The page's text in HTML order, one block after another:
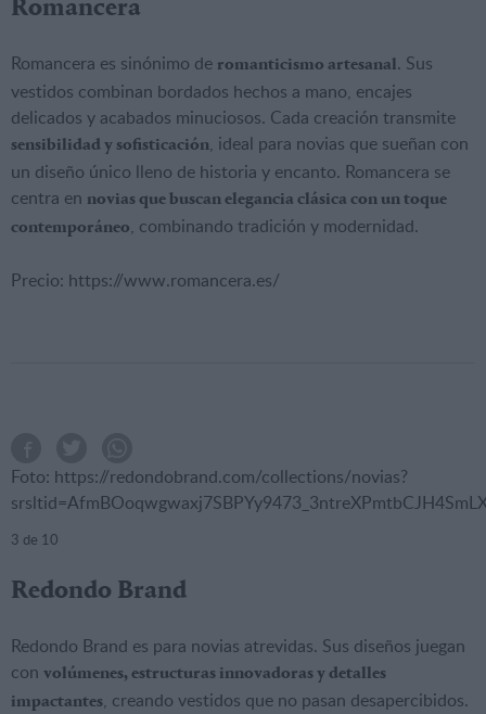
Romancera
Romancera es sinónimo de romanticismo artesanal . Sus
vestidos combinan bordados hechos a mano, encajes
delicados y acabados minuciosos. Cada creación transmite
sensibilidad y sofisticación, ideal para novias que sueñan con
un diseño único lleno de historia y encanto. Romancera se
centra en novias que buscan elegancia clásica con un toque
contemporáneo, combinando tradición y modernidad.
Precio: https://www.romancera.es/
Foto: https://redondobrand.com/collections/novias?
3 de 10
Redondo Brand
Redondo Brand es para novias atrevidas. Sus diseños juegan
con volúmenes, estructuras innovadoras y detalles
impactantes, creando vestidos que no pasan desapercibidos.